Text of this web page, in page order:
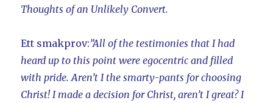
Thoughts of an Unlikely Convert.
Ett smakprov:”All of the testimonies that I had
heard up to this point were egocentric and filled
with pride. Aren’t I the smarty-pants for choosing
Christ! I made a decision for Christ, aren’t I great? I